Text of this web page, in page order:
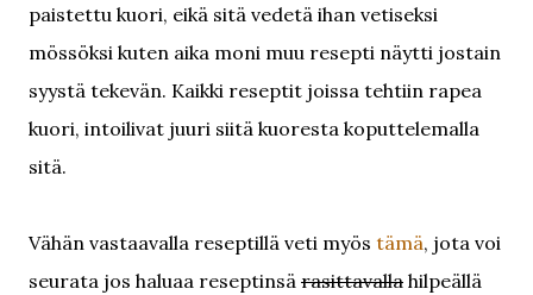
paistettu kuori, eikä sitä vedetä ihan vetiseksi
mössöksi kuten aika moni muu resepti näytti jostain
syystä tekevän. Kaikki reseptit joissa tehtiin rapea
kuori, intoilivat juuri siitä kuoresta koputtelemalla
sitä.
Vähän vastaavalla reseptillä veti myös tämä, jota voi
seurata jos haluaa reseptinsä rasittavalla hilpeällä